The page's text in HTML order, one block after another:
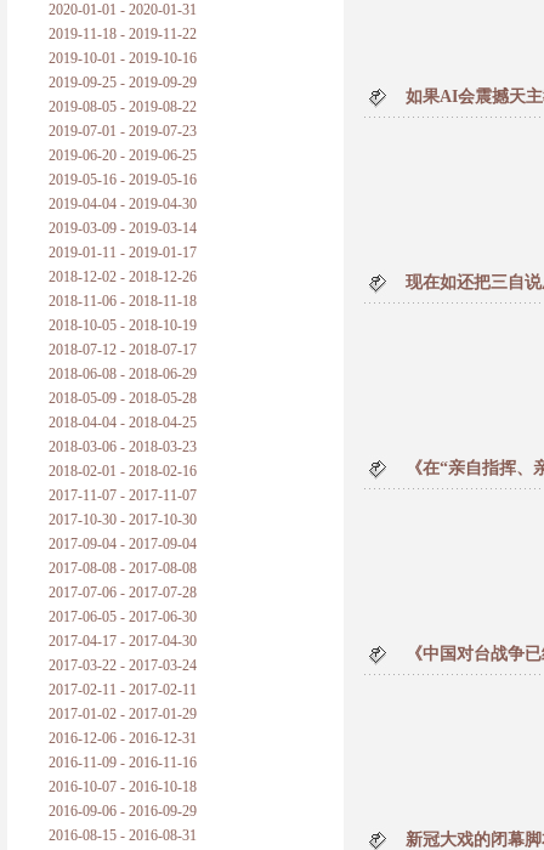
2020-01-01 - 2020-01-31
2019-11-18 - 2019-11-22
2019-10-01 - 2019-10-16
2019-09-25 - 2019-09-29
2019-08-05 - 2019-08-22
2019-07-01 - 2019-07-23
2019-06-20 - 2019-06-25
2019-05-16 - 2019-05-16
2019-04-04 - 2019-04-30
2019-03-09 - 2019-03-14
2019-01-11 - 2019-01-17
2018-12-02 - 2018-12-26
2018-11-06 - 2018-11-18
2018-10-05 - 2018-10-19
2018-07-12 - 2018-07-17
2018-06-08 - 2018-06-29
2018-05-09 - 2018-05-28
2018-04-04 - 2018-04-25
2018-03-06 - 2018-03-23
2018-02-01 - 2018-02-16
2017-11-07 - 2017-11-07
2017-10-30 - 2017-10-30
2017-09-04 - 2017-09-04
2017-08-08 - 2017-08-08
2017-07-06 - 2017-07-28
2017-06-05 - 2017-06-30
2017-04-17 - 2017-04-30
2017-03-22 - 2017-03-24
2017-02-11 - 2017-02-11
2017-01-02 - 2017-01-29
2016-12-06 - 2016-12-31
2016-11-09 - 2016-11-16
2016-10-07 - 2016-10-18
2016-09-06 - 2016-09-29
2016-08-15 - 2016-08-31
如果AI会震撼天
现在如还把三自
《在“亲自指挥
《中国对台战争
新冠大戏的闭幕